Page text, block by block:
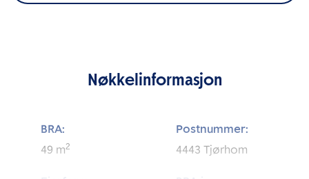
Nøkkelinformasjon
BRA:
49 m2
Postnummer:
4443 Tjørhom